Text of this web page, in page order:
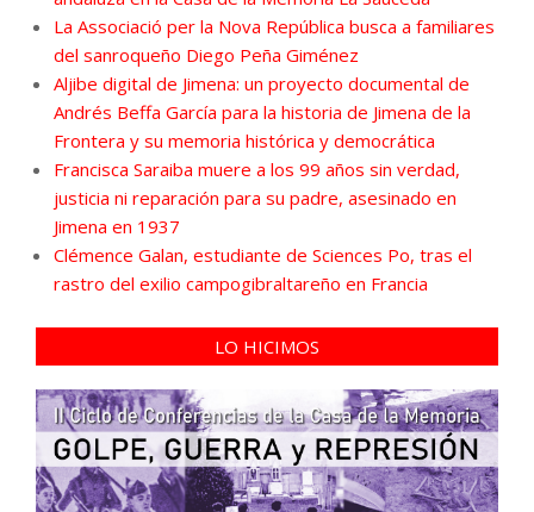
La Associació per la Nova República busca a familiares
del sanroqueño Diego Peña Giménez
Aljibe digital de Jimena: un proyecto documental de
Andrés Beffa García para la historia de Jimena de la
Frontera y su memoria histórica y democrática
Francisca Saraiba muere a los 99 años sin verdad,
justicia ni reparación para su padre, asesinado en
Jimena en 1937
Clémence Galan, estudiante de Sciences Po, tras el
rastro del exilio campogibraltareño en Francia
LO HICIMOS